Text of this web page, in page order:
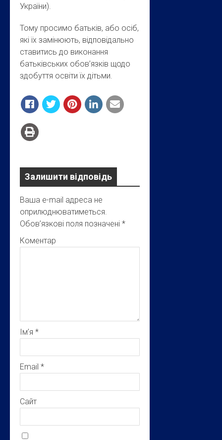
України).
Тому просимо батьків, або осіб,
які їх замінюють, відповідально
ставитись до виконання
батьківських обов’язків щодо
здобуття освіти їх дітьми.
Залишити відповідь
Ваша e-mail адреса не
оприлюднюватиметься.
Обов’язкові поля позначені *
Коментар
Ім’я *
Email *
Сайт